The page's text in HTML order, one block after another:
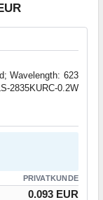
Wavelength: 623
0.2W
PRIVATKUNDE
0.093 EUR